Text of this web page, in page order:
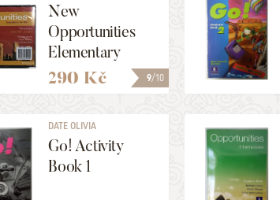
9/10
New
Opportunities
Elementary
Class CD 1-3
290 Kč
DATE OLIVIA
Go! Activity
Book 1